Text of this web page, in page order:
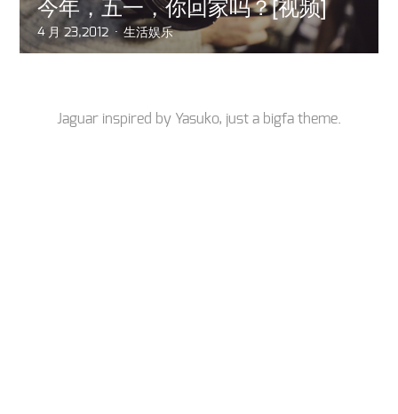
今年，五一，你回家吗？[视频]
4 月 23,2012 生活娱乐
Jaguar inspired by Yasuko, just a bigfa theme.